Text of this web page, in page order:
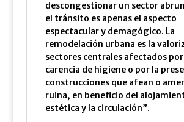
descongestionar un sector
el tránsito es apenas el aspecto
espectacular y demagógico. La
remodelación urbana es la
sectores centrales afectados por
carencia de higiene o por la
construcciones que afean o
ruina, en beneficio del
estética y la circulación”.